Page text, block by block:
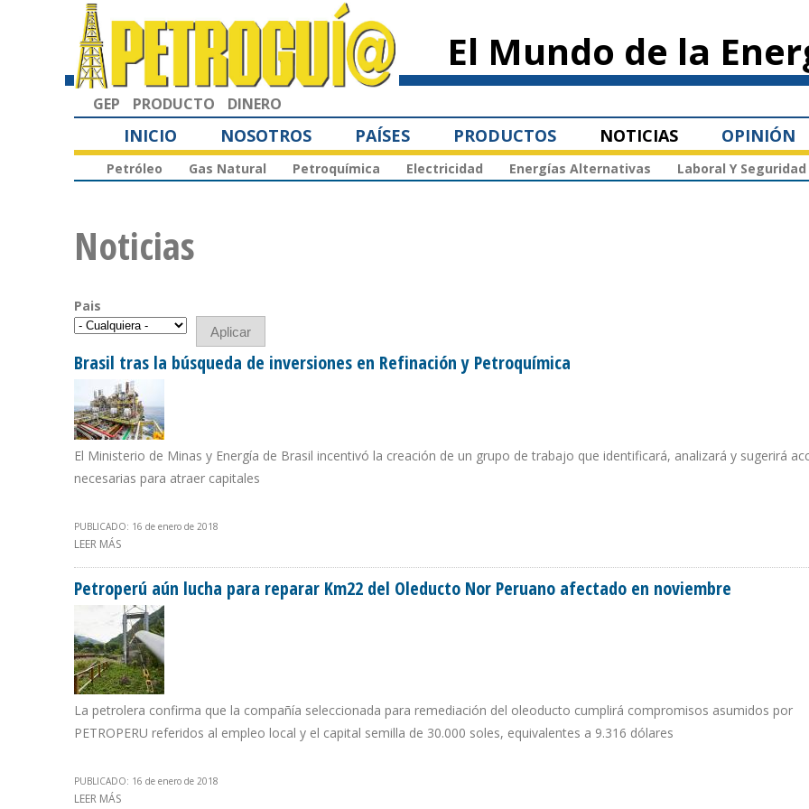
principal
El Mundo de la
GEP PRODUCTO DINERO
INICIO NOSOTROS PAÍSES PRODUCTOS NOTICIAS OPINIÓN
Petróleo Gas Natural Petroquímica Electricidad Energías Alternativas Laboral Y Seguridad
Noticias
Pais
Brasil tras la búsqueda de inversiones en Refinación y Petroquímica
El Ministerio de Minas y Energía de Brasil incentivó la creación de un grupo de trabajo que identificará, analizará y sugerirá
necesarias para atraer capitales
PUBLICADO: 16 de enero de 2018
LEER MÁS
Petroperú aún lucha para reparar Km22 del Oleducto Nor Peruano afectado en noviembre
La petrolera confirma que la compañía seleccionada para remediación del oleoducto cumplirá compromisos asumidos por
PETROPERU referidos al empleo local y el capital semilla de 30.000 soles, equivalentes a 9.316 dólares
PUBLICADO: 16 de enero de 2018
LEER MÁS